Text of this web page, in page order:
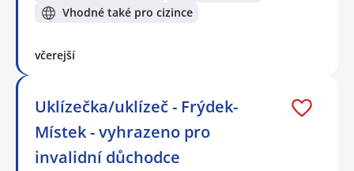
Vhodné také pro cizince
včerejší
Uklízečka/uklízeč - Frýdek-
Místek - vyhrazeno pro
invalidní důchodce